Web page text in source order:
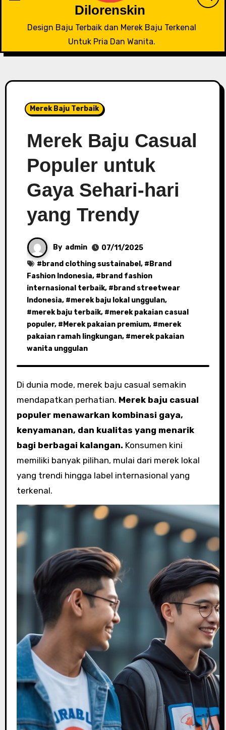
Dilorenskin
Design Baju Terbaik dan Merek Baju Terkenal
Untuk Pria Dan Wanita.
Merek Baju Terbaik
Merek Baju Casual
Populer untuk
Gaya Sehari-hari
yang Trendy
By admin
07/11/2025
# brand clothing sustainabel , # Brand
Fashion Indonesia, # brand fashion
internasional terbaik, # brand streetwear
Indonesia, #merek baju lokal unggulan,
#merek baju terbaik, #merek pakaian casual
populer, # Merek pakaian premium, #merek
pakaian ramah lingkungan, #merek pakaian
wanita unggulan
Di dunia mode, merek baju casual semakin
mendapatkan perhatian. Merek baju casual
populer menawarkan kombinasi gaya,
kenyamanan, dan kualitas yang menarik
bagi berbagai kalangan. Konsumen kini
memiliki banyak pilihan, mulai dari merek lokal
yang trendi hingga label internasional yang
terkenal.